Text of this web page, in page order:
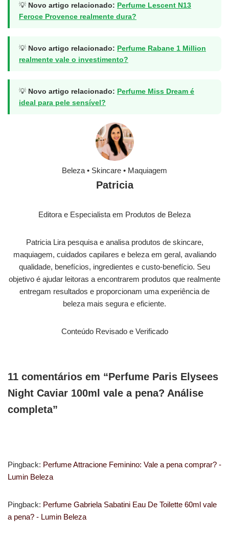
💡 Novo artigo relacionado: Perfume Lescent N13
Feroce Provence realmente dura?
💡 Novo artigo relacionado: Perfume Rabane 1 Million
realmente vale o investimento?
💡 Novo artigo relacionado: Perfume Miss Dream é
ideal para pele sensível?
Beleza • Skincare • Maquiagem
Patricia
Editora e Especialista em Produtos de Beleza
Patricia Lira pesquisa e analisa produtos de skincare,
maquiagem, cuidados capilares e beleza em geral, avaliando
qualidade, benefícios, ingredientes e custo-benefício. Seu
objetivo é ajudar leitoras a encontrarem produtos que realmente
entregam resultados e proporcionam uma experiência de
beleza mais segura e eficiente.
Conteúdo Revisado e Verificado
11 comentários em “Perfume Paris Elysees
Night Caviar 100ml vale a pena? Análise
completa”
Pingback: Perfume Attracione Feminino: Vale a pena comprar? -
Lumin Beleza
Pingback: Perfume Gabriela Sabatini Eau De Toilette 60ml vale
a pena? - Lumin Beleza